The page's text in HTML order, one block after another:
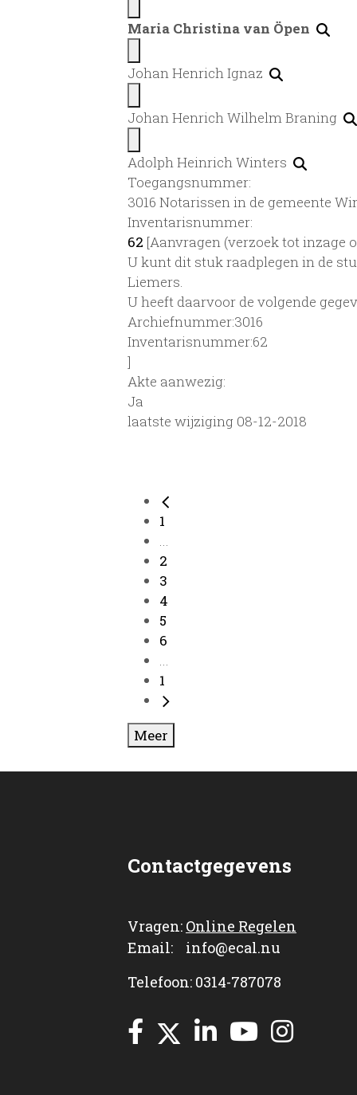
Maria Christina van Öpen
Johan Henrich Ignaz
Johan Henrich Wilhelm Braning
Adolph Heinrich Winters
Toegangsnummer:
3016 Notarissen in de gemeente
Inventarisnummer:
62 [Aanvragen (verzoek tot inzage
U kunt dit stuk raadplegen in de
Liemers.
U heeft daarvoor de volgende
Archiefnummer:3016
Inventarisnummer:62
]
Akte aanwezig:
Ja
laatste wijziging 08-12-2018
1
...
2
3
4
5
6
...
1
Meer
Contactgegevens
Vragen: Online Regelen
Email: info@ecal.nu
Telefoon: 0314-787078